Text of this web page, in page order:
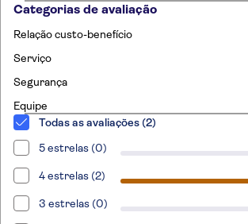
Categorias de avaliação
Relação custo-benefício
Serviço
Segurança
Equipe
Todas as avaliações (2)
5 estrelas (0)
4 estrelas (2)
3 estrelas (0)